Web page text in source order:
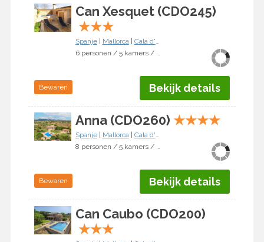
Can Xesquet (CDO245)
★★★
Spanje| Mallorca| Cala d'Or
6 personen / 5 kamers / 3 slaapkamers
Bewaren Bekijk details
Anna (CDO260) ★★★★
Spanje| Mallorca| Cala d'Or
8 personen / 5 kamers / 4 slaapkamers
Bewaren Bekijk details
Can Caubo (CDO200)
★★★